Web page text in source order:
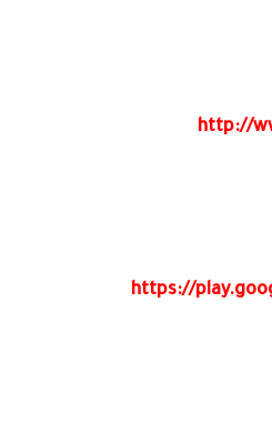
http://
https://